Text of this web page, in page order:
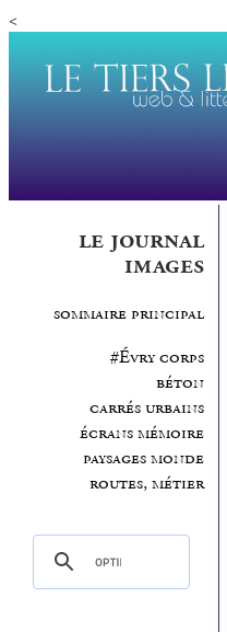
<
le journal
images
sommaire principal
#Évry corps
béton
carrés urbains
écrans mémoire
paysages monde
routes, métier